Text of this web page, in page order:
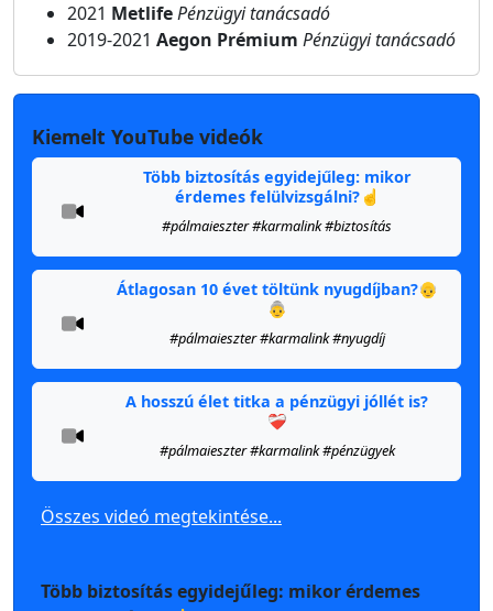
2021 MetlifePénzügyi tanácsadó
2019-2021 Aegon Prémium Pénzügyi tanácsadó
Kiemelt YouTube videók
Több biztosítás egyidejűleg: mikor
érdemes felülvizsgálni?☝️
#pálmaieszter #karmalink #biztosítás
Átlagosan 10 évet töltünk nyugdíjban?👴
👵
#pálmaieszter #karmalink #nyugdíj
A hosszú élet titka a pénzügyi jóllét is?
❤️‍🩹
#pálmaieszter #karmalink #pénzügyek
Összes videó megtekintése...
Több biztosítás egyidejűleg: mikor érdemes